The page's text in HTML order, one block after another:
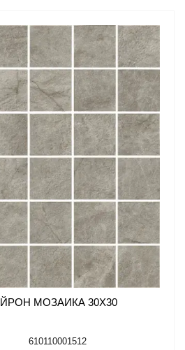
МОЗАИКА 30X30
610110001512